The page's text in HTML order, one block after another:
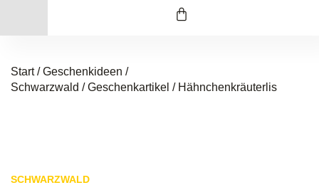
Start/Geschenkideen /
Schwarzwald /Geschenkartikel / Hähnchenkräuterlis
SCHWARZWALD